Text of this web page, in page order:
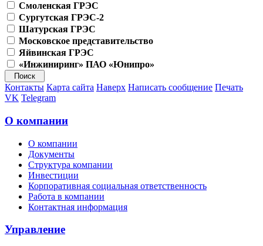
Смоленская ГРЭС
Сургутская ГРЭС-2
Шатурская ГРЭС
Московское представительство
Яйвинская ГРЭС
«Инжиниринг» ПАО «Юнипро»
Контакты Карта сайта Наверх Написать сообщение Печать
VK Telegram
О компании
О компании
Документы
Структура компании
Инвестиции
Корпоративная социальная ответственность
Работа в компании
Контактная информация
Управление